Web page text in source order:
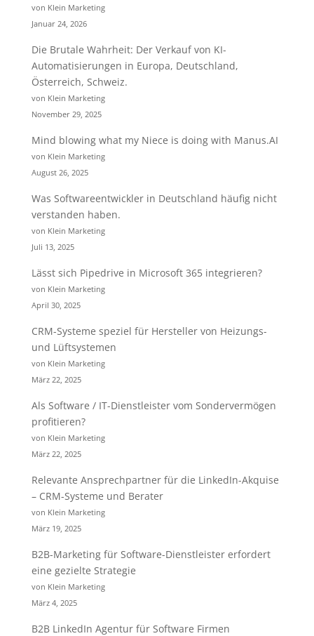
von Klein Marketing
Januar 24, 2026
Die Brutale Wahrheit: Der Verkauf von KI-
Automatisierungen in Europa, Deutschland,
Österreich, Schweiz.
von Klein Marketing
November 29, 2025
Mind blowing what my Niece is doing with Manus.AI
von Klein Marketing
August 26, 2025
Was Softwareentwickler in Deutschland häufig nicht
verstanden haben.
von Klein Marketing
Juli 13, 2025
Lässt sich Pipedrive in Microsoft 365 integrieren?
von Klein Marketing
April 30, 2025
CRM-Systeme speziel für Hersteller von Heizungs-
und Lüftsystemen
von Klein Marketing
März 22, 2025
Als Software / IT-Dienstleister vom Sondervermögen
profitieren?
von Klein Marketing
März 22, 2025
Relevante Ansprechpartner für die LinkedIn-Akquise
– CRM-Systeme und Berater
von Klein Marketing
März 19, 2025
B2B-Marketing für Software-Dienstleister erfordert
eine gezielte Strategie
von Klein Marketing
März 4, 2025
B2B LinkedIn Agentur für Software Firmen